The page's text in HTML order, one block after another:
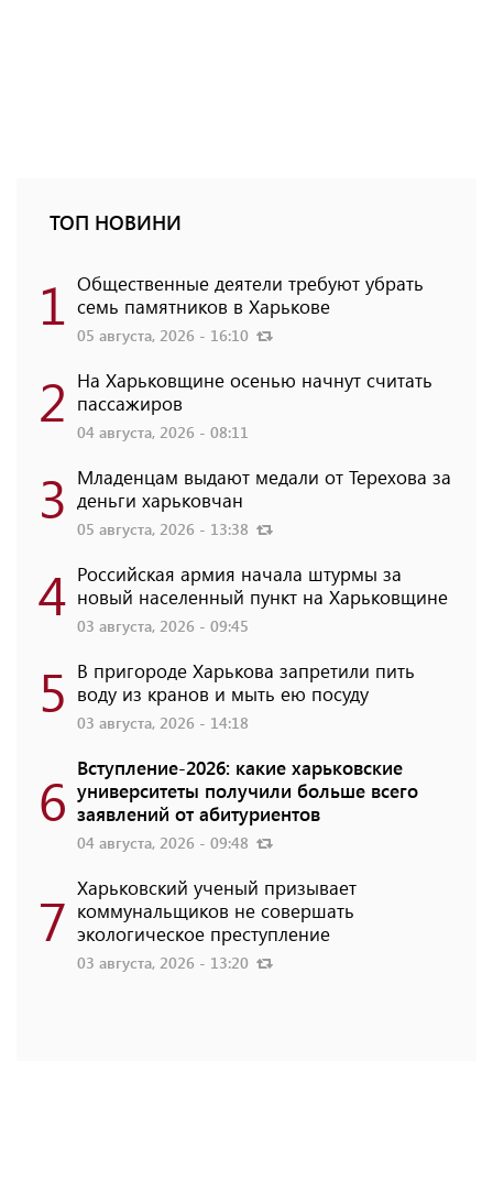
ТОП НОВИНИ
1 Общественные деятели требуют убрать
семь памятников в Харькове
05 августа, 2026 - 16:10
2 На Харьковщине осенью начнут считать
пассажиров
04 августа, 2026 - 08:11
3 Младенцам выдают медали от Терехова за
деньги харьковчан
05 августа, 2026 - 13:38
4 Российская армия начала штурмы за
новый населенный пункт на Харьковщине
03 августа, 2026 - 09:45
5 В пригороде Харькова запретили пить
воду из кранов и мыть ею посуду
03 августа, 2026 - 14:18
6 Вступление-2026: какие харьковские
университеты получили больше всего
заявлений от абитуриентов
04 августа, 2026 - 09:48
7 Харьковский ученый призывает
коммунальщиков не совершать
экологическое преступление
03 августа, 2026 - 13:20